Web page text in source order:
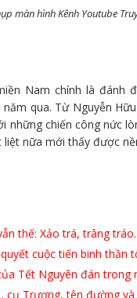
màn hình Kênh Youtube
Nam chính là đánh
qua. Từ Nguyễn
những chiến công nức
nữa mới thấy được
thế: Xảo trá, trâng
cuộc tiến binh
Tết Nguyên đán trong
cụ Trương, tên đường và